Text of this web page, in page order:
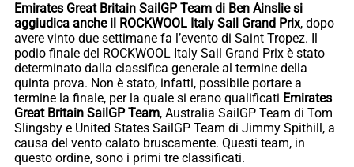
Emirates Great Britain SailGP Team di Ben Ainslie si
aggiudica anche il ROCKWOOL Italy Sail Grand Prix, dopo
avere vinto due settimane fa l’evento di Saint Tropez. Il
podio finale del ROCKWOOL Italy Sail Grand Prix è stato
determinato dalla classifica generale al termine della
quinta prova. Non è stato, infatti, possibile portare a
termine la finale, per la quale si erano qualificati Emirates
Great Britain SailGP Team, Australia SailGP Team di Tom
Slingsby e United States SailGP Team di Jimmy Spithill, a
causa del vento calato bruscamente. Questi team, in
questo ordine, sono i primi tre classificati.